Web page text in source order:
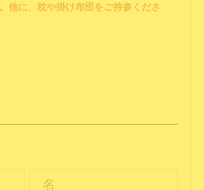
他に、枕や掛け布団をご持参くださ